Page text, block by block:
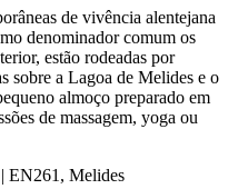
de vivência alentejana
denominador comum os
estão rodeadas por
sobre a Lagoa de Melides e o
almoço preparado em
de massagem, yoga ou
| EN261, Melides